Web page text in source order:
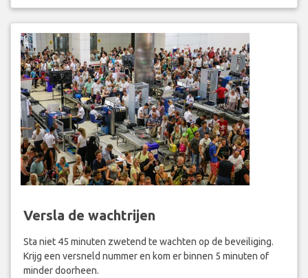
Versla de wachtrijen
Sta niet 45 minuten zwetend te wachten op de beveiliging.
Krijg een versneld nummer en kom er binnen 5 minuten of
minder doorheen.